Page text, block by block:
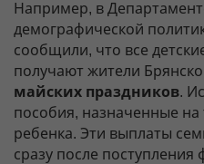
Например, в
демографической
сообщили, что все
получают жители
майских праздников.
пособия, назначенные
ребенка. Эти выплаты
сразу после